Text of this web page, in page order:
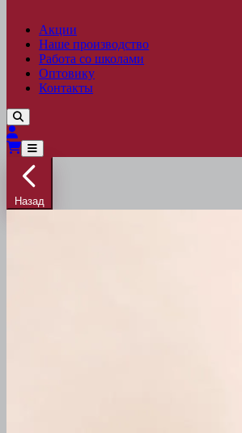
Акции
Наше производство
Работа со школами
Оптовику
Контакты
Назад